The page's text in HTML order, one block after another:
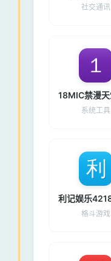
社交通讯
系统工具
格斗游戏